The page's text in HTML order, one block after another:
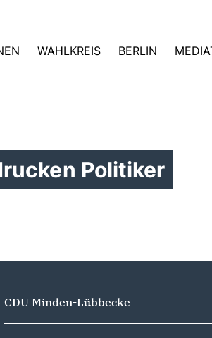
WAHLKREIS BERLIN
Politiker
CDU Minden-Lübbecke